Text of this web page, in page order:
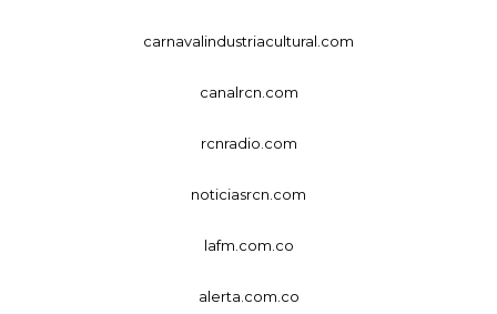
carnavalindustriacultural.com
canalrcn.com
rcnradio.com
noticiasrcn.com
lafm.com.co
alerta.com.co